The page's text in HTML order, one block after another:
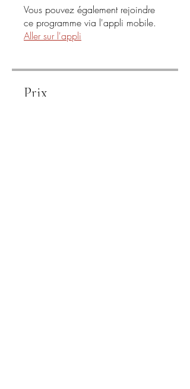
Vous pouvez également rejoindre
ce programme via l'appli mobile.
Aller sur l'appli
Prix